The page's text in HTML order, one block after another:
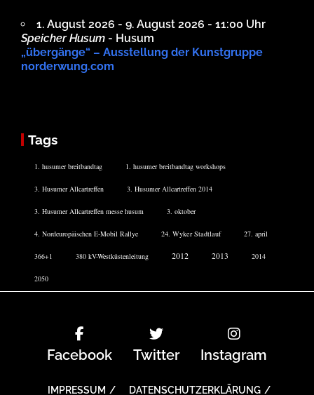
1. August 2026 - 9. August 2026 - 11:00 Uhr
Speicher Husum - Husum
„übergänge“ – Ausstellung der Kunstgruppe
norderwung.com
Tags
1. husumer breitbandtag 1. husumer breitbandtag workshops
3. Husumer Allcartreffen 3. Husumer Allcartreffen 2014
3. Husumer Allcartreffen messe husum 3. oktober
4. Nordeuropäischen E-Mobil Rallye 24. Wyker Stadtlauf 27. april
366+1 380 kV-Westküstenleitung 2012 2013 2014
2050
Facebook Twitter Instagram
IMPRESSUM DATENSCHUTZERKLÄRUNG